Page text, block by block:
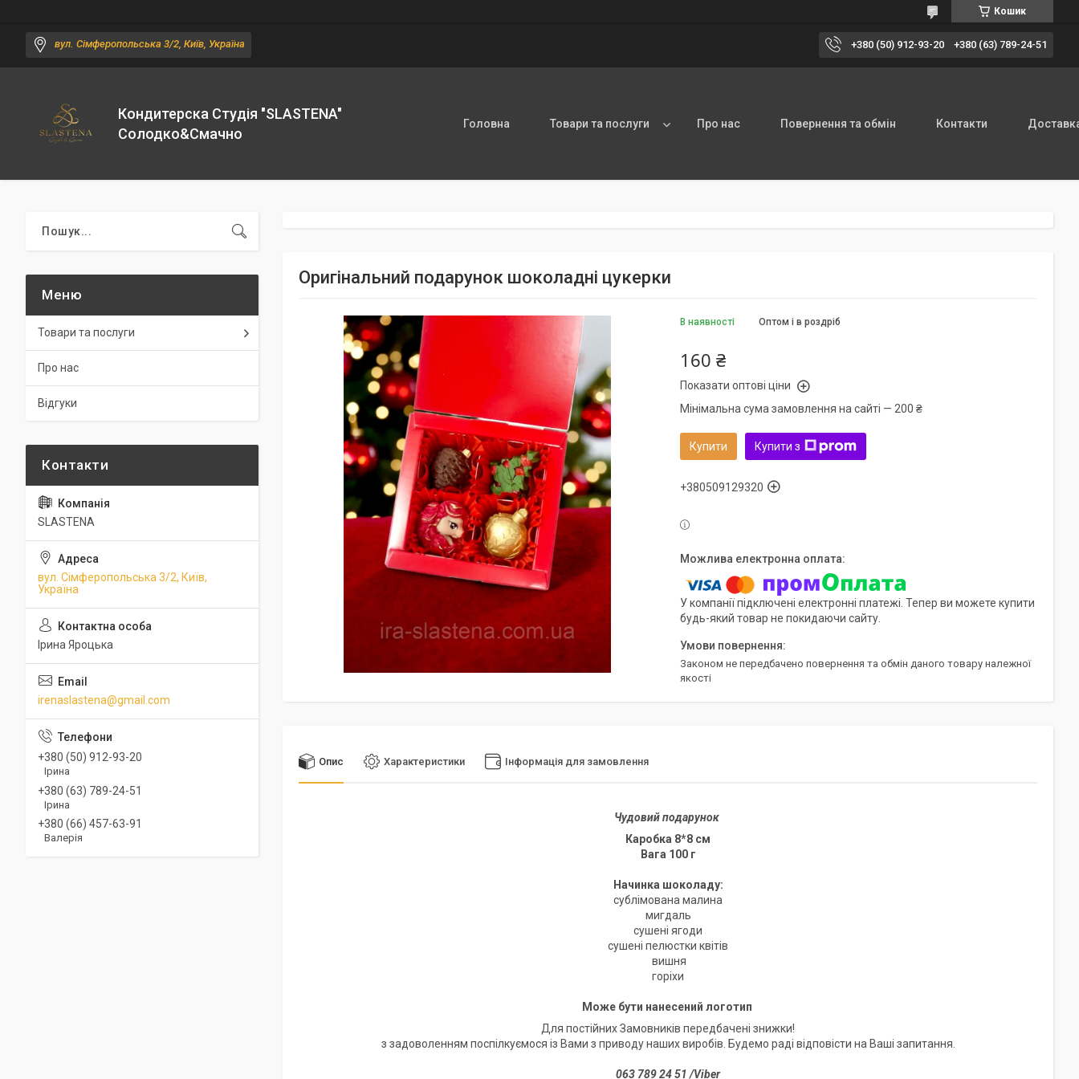
Кошик
вул. Сімферопольська 3/2, Київ, Україна +380 (50) 912-93-20 +380 (63) 789-24-51
Кондитерска Студія "SLASTENA"
Солодко&Смачно
Головна Товари та послуги Про нас Повернення та обмін Контакти
Оригінальний подарунок шоколадні цукерки
В наявності Оптом і в роздріб
160 ₴
Показати оптові ціни
Мінімальна сума замовлення на сайті — 200 ₴
Купити Купити з
+380509129320
У компанії підключені електронні платежі. Тепер ви можете купити
будь-який товар не покидаючи сайту.
Законом не передбачено повернення та обмін даного товару належної
якості
Опис Характеристики Інформація для замовлення
Чудовий подарунок
Каробка 8*8 см
Вага 100 г
Начинка шоколаду:
сублімована малина
мигдаль
сушені ягоди
сушені пелюстки квітів
вишня
горіхи
Може бути нанесений логотип
Для постійних Замовників передбачені знижки!
з задоволенням поспілкуємося із Вами з приводу наших виробів. Будемо раді відповісти на Ваші запитання.
063 789 24 51 /Viber
Товари та послуги
Про нас
Відгуки
SLASTENA
вул. Сімферопольська 3/2, Київ,
Україна
Ірина Яроцька
irenaslastena@gmail.com
+380 (50) 912-93-20
Ірина
+380 (63) 789-24-51
Ірина
+380 (66) 457-63-91
Валерія